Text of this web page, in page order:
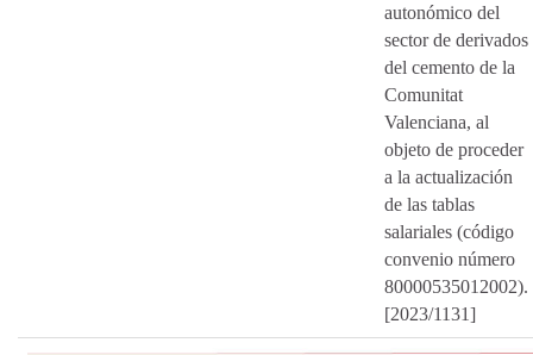
autonómico del
sector de derivados
del cemento de la
Comunitat
Valenciana, al
objeto de proceder
a la actualización
de las tablas
salariales (código
convenio número
80000535012002).
[2023/1131]